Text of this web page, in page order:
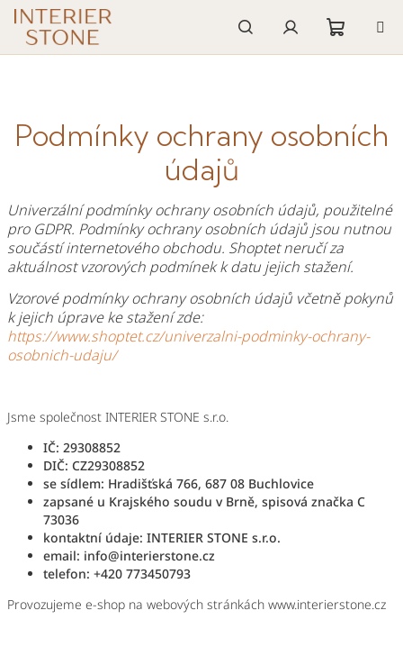
Přejít
obsah
HledatPřihlášení
Podmínky ochrany osobních
údajů
Univerzální podmínky ochrany osobních údajů, použitelné
pro GDPR. Podmínky ochrany osobních údajů jsou nutnou
součástí internetového obchodu. Shoptet neručí za
aktuálnost vzorových podmínek k datu jejich stažení.
Vzorové podmínky ochrany osobních údajů včetně pokynů
k jejich úprave ke stažení zde:
https://www.shoptet.cz/univerzalni-podminky-ochrany-
osobnich-udaju/
Jsme společnost INTERIER STONE s.r.o.
IČ: 29308852
DIČ: CZ29308852
se sídlem: Hradišťská 766, 687 08 Buchlovice
zapsané u Krajského soudu v Brně, spisová značka C
73036
kontaktní údaje: INTERIER STONE s.r.o.
email: info@interierstone.cz
telefon: +420 773450793
Provozujeme e-shop na webových stránkách www.interierstone.cz